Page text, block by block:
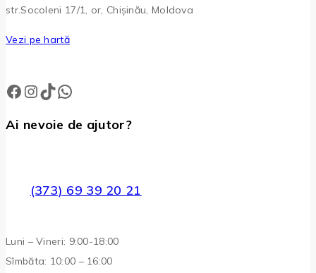
str.Socoleni 17/1, or, Chișinău, Moldova
Vezi pe hartă
Facebook
Instagram
TikTok
WhatsApp
Ai nevoie de ajutor?
(373) 69 39 20 21
Luni – Vineri: 9:00-18:00
Sîmbăta: 10:00 – 16:00